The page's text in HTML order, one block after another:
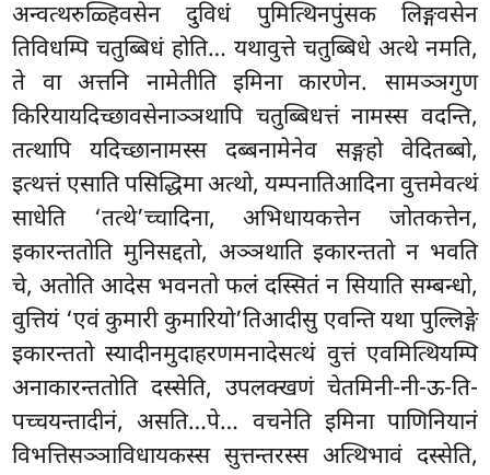
अन्वत्थरुळ्हिवसेन दुविधं पुमित्थिनपुंसक लिङ्गवसेन
तिविधम्पि चतुब्बिधं होति… यथावुत्ते चतुब्बिधे अत्थे नमति,
ते वा अत्तनि नामेतीति इमिना कारणेन. सामञ्ञगुण
किरियायदिच्छावसेनाञ्ञथापि चतुब्बिधत्तं नामस्स वदन्ति,
तत्थापि यदिच्छानामस्स दब्बनामेनेव सङ्गहो वेदितब्बो,
इत्थत्तं एसाति पसिद्धिमा अत्थो, यम्पनातिआदिना वुत्तमेवत्थं
साधेति ‘तत्थे’च्चादिना, अभिधायकत्तेन जोतकत्तेन,
इकारन्ततोति मुनिसद्दतो, अञ्ञथाति इकारन्ततो न भवति
चे, अतोति आदेस भवनतो फलं दस्सितं न सियाति सम्बन्धो,
वुत्तियं ‘एवं कुमारी कुमारियो’तिआदीसु एवन्ति यथा पुल्लिङ्गे
इकारन्ततो स्यादीनमुदाहरणमनादेसत्थं वुत्तं एवमित्थियम्पि
अनाकारन्ततोति दस्सेति, उपलक्खणं चेतमिनी-नी-ऊ-ति-
पच्चयन्तादीनं, असति…पे… वचनेति इमिना पाणिनियानं
विभत्तिसञ्ञाविधायकस्स सुत्तन्तरस्स अत्थिभावं दस्सेति,